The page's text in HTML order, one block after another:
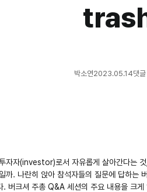
박소연2023.05.14댓글
자(investor)로서 자유롭게 살아간다는
까. 나란히 앉아 참석자들의 질문에 답하는
. 버크셔 주총 Q&A 세션의 주요 내용을 크게